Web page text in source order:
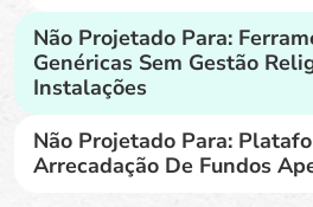
Não Projetado Para:
Genéricas Sem Gestão
Instalações
Não Projetado Para:
Arrecadação De Fundos